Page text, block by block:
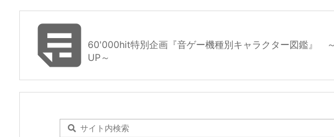
60'000hit特別企画『音ゲー機種別キャラクター図鑑』
UP～